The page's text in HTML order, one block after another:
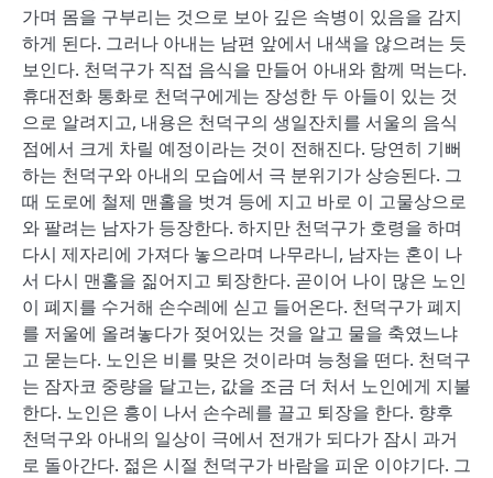
가며 몸을 구부리는 것으로 보아 깊은 속병이 있음을 감지
하게 된다. 그러나 아내는 남편 앞에서 내색을 않으려는 듯
보인다. 천덕구가 직접 음식을 만들어 아내와 함께 먹는다.
휴대전화 통화로 천덕구에게는 장성한 두 아들이 있는 것
으로 알려지고, 내용은 천덕구의 생일잔치를 서울의 음식
점에서 크게 차릴 예정이라는 것이 전해진다. 당연히 기뻐
하는 천덕구와 아내의 모습에서 극 분위기가 상승된다. 그
때 도로에 철제 맨홀을 벗겨 등에 지고 바로 이 고물상으로
와 팔려는 남자가 등장한다. 하지만 천덕구가 호령을 하며
다시 제자리에 가져다 놓으라며 나무라니, 남자는 혼이 나
서 다시 맨홀을 짊어지고 퇴장한다. 곧이어 나이 많은 노인
이 폐지를 수거해 손수레에 싣고 들어온다. 천덕구가 폐지
를 저울에 올려놓다가 젖어있는 것을 알고 물을 축였느냐
고 묻는다. 노인은 비를 맞은 것이라며 능청을 떤다. 천덕구
는 잠자코 중량을 달고는, 값을 조금 더 처서 노인에게 지불
한다. 노인은 흥이 나서 손수레를 끌고 퇴장을 한다. 향후
천덕구와 아내의 일상이 극에서 전개가 되다가 잠시 과거
로 돌아간다. 젊은 시절 천덕구가 바람을 피운 이야기다. 그